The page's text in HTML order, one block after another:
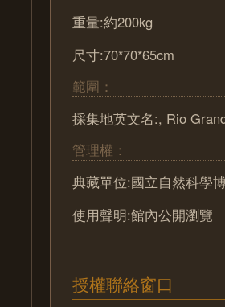
重量:約200kg
尺寸:70*70*65cm
範圍：
採集地英文名:, Rio
管理權：
典藏單位:國立自然科學
使用聲明:館內公開瀏覽
授權聯絡窗口